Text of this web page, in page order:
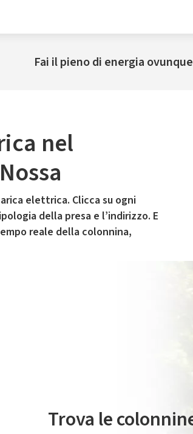
Fai il pieno di energia
nel
elettrica. Clicca su ogni
della presa e l’indirizzo. E
reale della colonnina,
Il servizio di mobilità elettrica è gestito
Trova le